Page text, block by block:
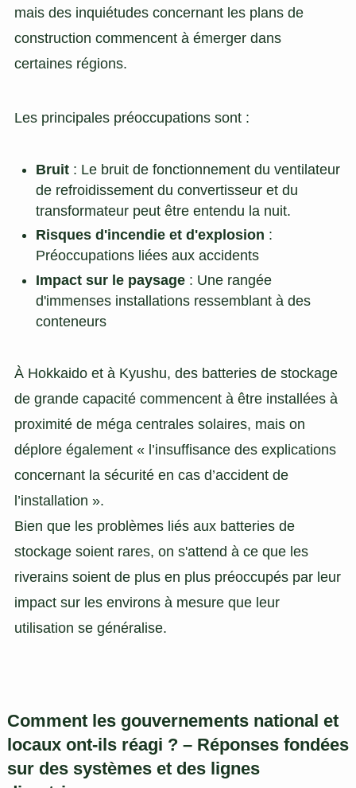
mais des inquiétudes concernant les plans de
construction commencent à émerger dans
certaines régions.
Les principales préoccupations sont :
Bruit: Le bruit de fonctionnement du ventilateur
de refroidissement du convertisseur et du
transformateur peut être entendu la nuit.
Risques d'incendie et d'explosion :
Préoccupations liées aux accidents
Impact sur le paysage: Une rangée
d'immenses installations ressemblant à des
conteneurs
À Hokkaido et à Kyushu, des batteries de stockage
de grande capacité commencent à être installées à
proximité de méga centrales solaires, mais on
déplore également « l’insuffisance des explications
concernant la sécurité en cas d’accident de
l’installation ».
Bien que les problèmes liés aux batteries de
stockage soient rares, on s'attend à ce que les
riverains soient de plus en plus préoccupés par leur
impact sur les environs à mesure que leur
utilisation se généralise.
Comment les gouvernements national et
locaux ont-ils réagi ? – Réponses fondées
sur des systèmes et des lignes